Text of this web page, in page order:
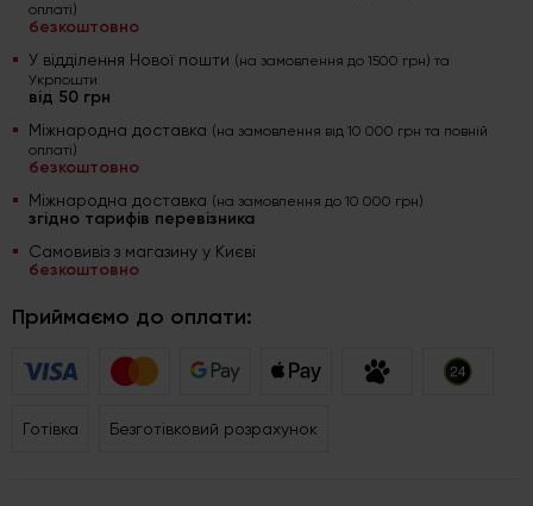
оплаті)
безкоштовно
У відділення Нової пошти (на замовлення до 1500 грн) та
Укрпошти
від 50 грн
Міжнародна доставка (на замовлення від 10 000 грн та повній
оплаті)
безкоштовно
Міжнародна доставка (на замовлення до 10 000 грн)
згідно тарифів перевізника
Самовивіз з магазину у Києві
безкоштовно
Приймаємо до оплати:
Готівка Безготівковий розрахунок